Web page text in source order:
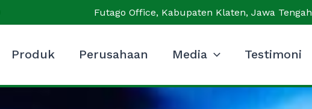
Futago Office, Kabupaten Klaten, Jawa Tengah
Produk Perusahaan Media Testimoni